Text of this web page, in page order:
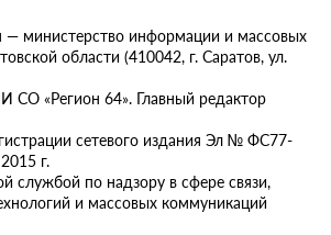
— министерство информации и массовых
области (410042, г. Саратов, ул.
«Регион 64». Главный редактор
сетевого издания Эл № ФС77-
г.
службой по надзору в сфере связи,
и массовых коммуникаций